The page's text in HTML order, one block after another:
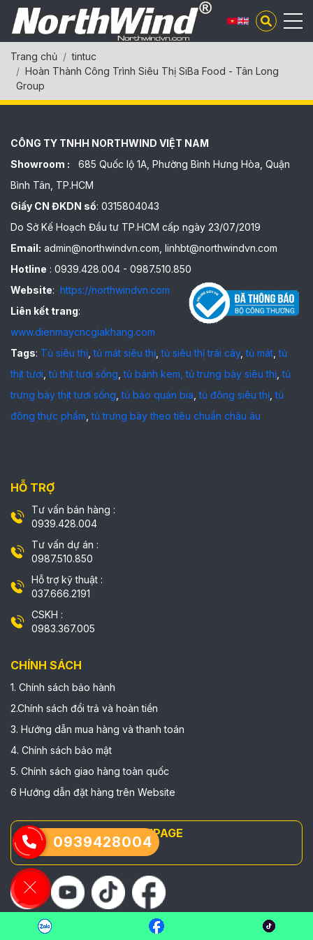
Trang chủ
tintuc
Hoàn Thành Công Trình Siêu Thị SiBa Food - Tân Long
Group
CÔNG TY TNHH NORTHWIND VIỆT NAM
Showroom : 685 Quốc lộ 1A, Phường Bình Hưng Hòa, Quận
Bình Tân, TP.HCM
Giấy CN ĐKDN số: 0315804043
Do Sở Kế Hoạch Đầu tư TP.HCM cấp ngày 23/07/2019
Email: admin@northwindvn.com, linhbt@northwindvn.com
Hotline : 0939.428.004 - 0987.510.850
Website: https://northwindvn.com
Liên kết trang:
www.dienmaycncgiakhang.com
Tags: Tủ siêu thị ,tủ mát siêu thị ,tủ siêu thị trái cây,tủ mát ,tủ
thịt tươi ,tủ thịt tươi sống tủ bánh kem, tủ trưng bày siêu thị ,tủ
trưng bày thịt tươi sống ,tủ bảo quản bia ,tủ đông siêu thị ,tủ
đông thực phẩm ,tủ trưng bày theo tiêu chuẩn châu âu
HỖ TRỢ
Tư vấn bán hàng :
0939.428.004
Tư vấn dự án :
0987.510.850
Hỗ trợ kỹ thuật :
037.666.2191
CSKH :
0983.367.005
CHÍNH SÁCH
1. Chính sách bảo hành
2.Chính sách đổi trả và hoàn tiền
3. Hướng dẫn mua hàng và thanh toán
4. Chính sách bảo mật
5. Chính sách giao hàng toàn quốc
6 Hướng dẫn đặt hàng trên Website
FANPAGE
0939428004